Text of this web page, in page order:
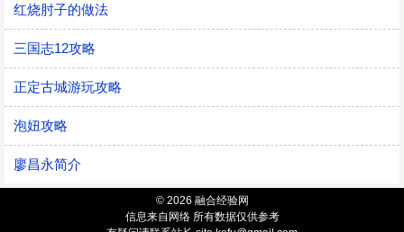
红烧肘子的做法
三国志12攻略
正定古城游玩攻略
泡妞攻略
廖昌永简介
© 2026 融合经验网
信息来自网络 所有数据仅供参考